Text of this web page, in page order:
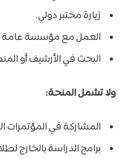
زيارة مختبر دولي.
العمل مع مؤسسة عامة
البحث في الأرشيف أو
ولا تشمل المنحة:
المشاركة في المؤتمرات
برامج الدراسة بالخارج